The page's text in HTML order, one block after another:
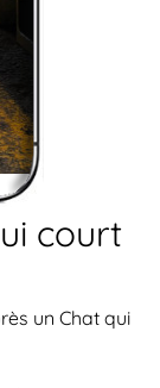
court
un Chat qui